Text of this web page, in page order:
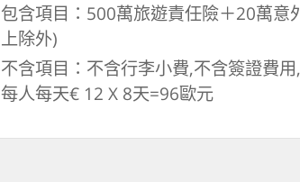
包含項目：500萬旅遊責任險＋20萬意
上除外)
不含項目：不含行李小費,不含簽證費
每人每天€ 12 X 8天=96歐元